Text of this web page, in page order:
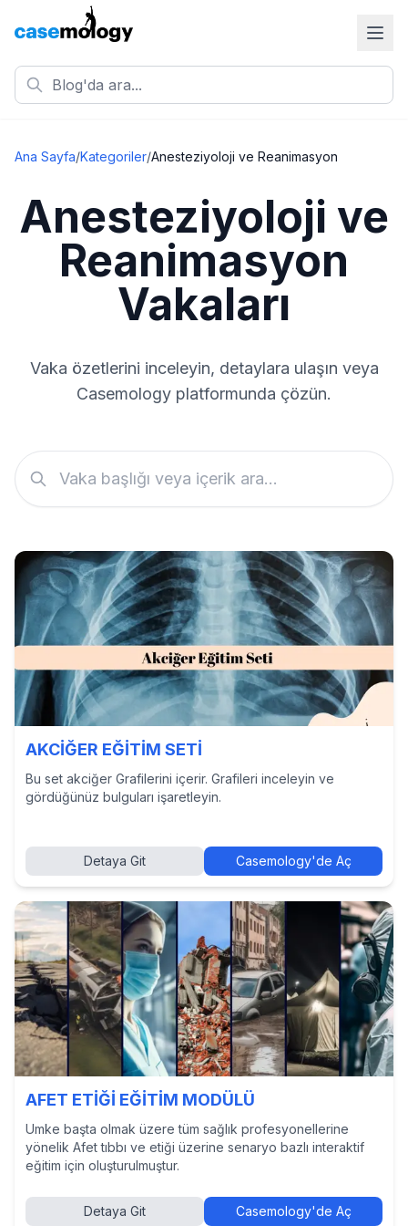
Ana Sayfa/Kategoriler/Anesteziyoloji ve Reanimasyon
Anesteziyoloji ve
Reanimasyon
Vakaları
Vaka özetlerini inceleyin, detaylara ulaşın veya
Casemology platformunda çözün.
AKCİĞER EĞİTİM SETİ
Bu set akciğer Grafilerini içerir. Grafileri inceleyin ve
gördüğünüz bulguları işaretleyin.
Detaya Git Casemology'de Aç
AFET ETİĞİ EĞİTİM MODÜLÜ
Umke başta olmak üzere tüm sağlık profesyonellerine
yönelik Afet tıbbı ve etiği üzerine senaryo bazlı interaktif
eğitim için oluşturulmuştur.
Detaya Git Casemology'de Aç